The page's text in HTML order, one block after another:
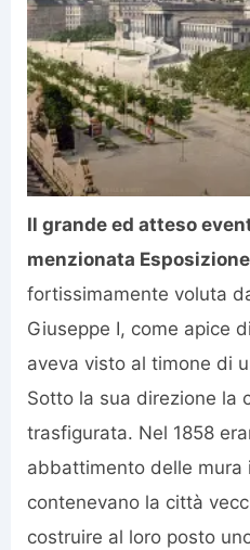
Il grande ed atteso
menzionata
fortissimamente voluta
Giuseppe I, come apice
aveva visto al timone di
Sotto la sua direzione la
trasfigurata. Nel 1858
abbattimento delle mura
contenevano la città
costruire al loro posto